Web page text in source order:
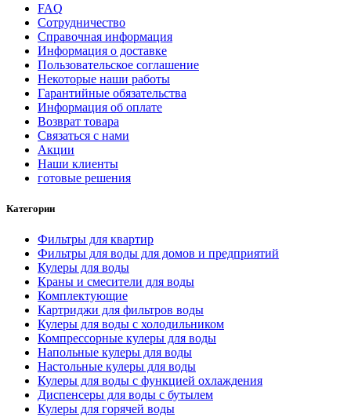
FAQ
Сотрудничество
Справочная информация
Информация о доставке
Пользовательское соглашение
Некоторые наши работы
Гарантийные обязательства
Информация об оплате
Возврат товара
Связаться с нами
Акции
Наши клиенты
готовые решения
Категории
Фильтры для квартир
Фильтры для воды для домов и предприятий
Кулеры для воды
Краны и смесители для воды
Комплектующие
Картриджи для фильтров воды
Кулеры для воды с холодильником
Компрессорные кулеры для воды
Напольные кулеры для воды
Настольные кулеры для воды
Кулеры для воды с функцией охлаждения
Диспенсеры для воды с бутылем
Кулеры для горячей воды